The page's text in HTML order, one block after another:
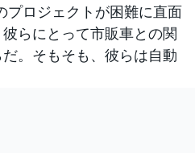
プロジェクトが困難に直面
らにとって市販車との関
。そもそも、彼らは自動